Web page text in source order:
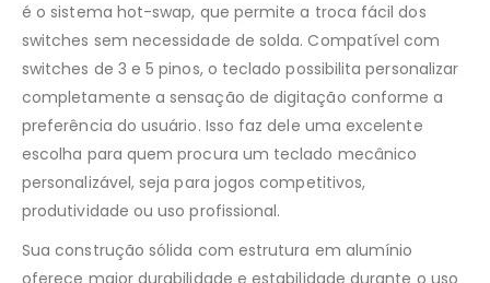
é o sistema hot-swap, que permite a troca fácil dos
switches sem necessidade de solda. Compatível com
switches de 3 e 5 pinos, o teclado possibilita personalizar
completamente a sensação de digitação conforme a
preferência do usuário. Isso faz dele uma excelente
escolha para quem procura um teclado mecânico
personalizável, seja para jogos competitivos,
produtividade ou uso profissional.
Sua construção sólida com estrutura em alumínio